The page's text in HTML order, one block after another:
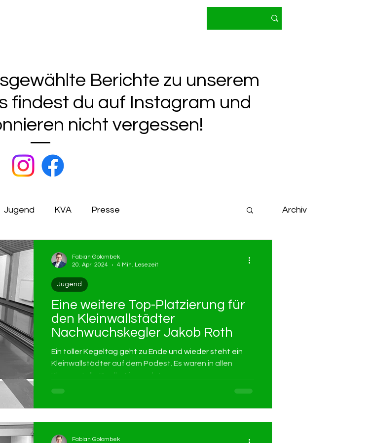
Berichte zu unserem
findest du auf Instagram und
nicht vergessen!
Jugend KVA Presse
Eine weitere Top-Platzierung für
den Kleinwallstädter
Nachwuchskegler Jakob Roth
Ein toller Kegeltag geht zu Ende und wieder steht ein
Kleinwallstädter auf dem Podest. Es waren in allen
Klassen tolle Duelle. Lies mehr!
Jugend
Fabian Golombek
20. Apr. 2024
4 Min. Lesezeit
Fabian Golombek
Archiv